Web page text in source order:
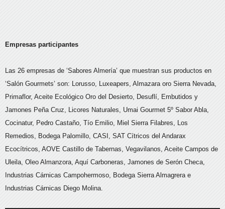
Empresas participantes
Las 26 empresas de ‘Sabores Almería’ que muestran sus productos en
‘Salón Gourmets’ son: Lorusso, Luxeapers, Almazara oro Sierra Nevada,
Primaflor, Aceite Ecológico Oro del Desierto, Desuflí, Embutidos y
Jamones Peña Cruz, Licores Naturales, Umai Gourmet 5º Sabor Abla,
Cocinatur, Pedro Castaño, Tío Emilio, Miel Sierra Filabres, Los
Remedios, Bodega Palomillo, CASI, SAT Cítricos del Andarax
Ecocítricos, AOVE Castillo de Tabernas, Vegavilanos, Aceite Campos de
Uleila, Oleo Almanzora, Aquí Carboneras, Jamones de Serón Checa,
Industrias Cárnicas Campohermoso, Bodega Sierra Almagrera e
Industrias Cárnicas Diego Molina.